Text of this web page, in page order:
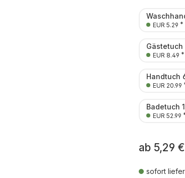
EUR 5.29 *
Gästetuch
EUR 8.49 *
Handtuch
EUR 20.99
Badetuch
EUR 52.99
ab 5,29 €
sofort